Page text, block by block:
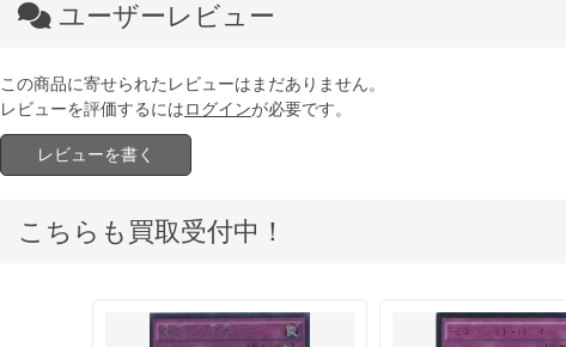
ユーザーレビュー
この商品に寄せられたレビューはまだありません。
レビューを評価するにはログインが必要です。
レビューを書く
こちらも買取受付中！